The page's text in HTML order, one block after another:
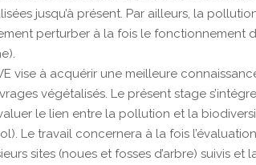
jusqu’à présent. Par ailleurs, la
perturber à la fois le fonctionnement
vise à acquérir une meilleure
végétalisés. Le présent stage
le lien entre la pollution et la
Le travail concernera à la fois
sites (noues et fosses d’arbre) suivis et